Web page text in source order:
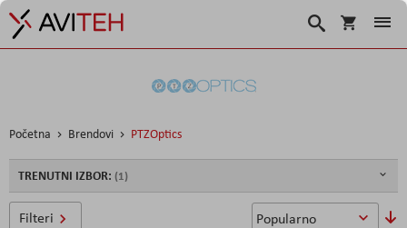
Košarica
Traži
Početna Brendovi PTZOptics
Filteri
TRENUTNI IZBOR: